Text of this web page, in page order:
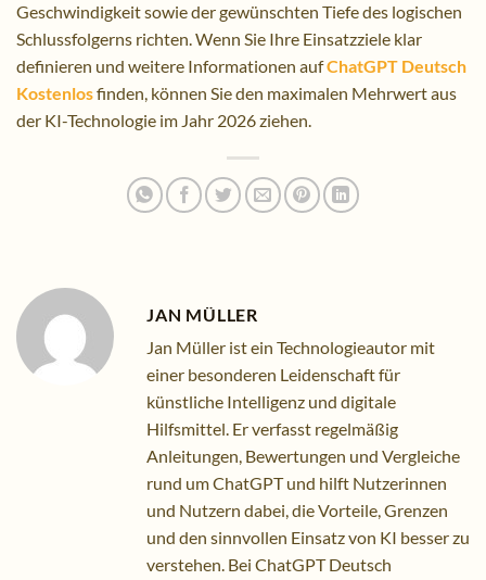
Geschwindigkeit sowie der gewünschten Tiefe des logischen
Schlussfolgerns richten. Wenn Sie Ihre Einsatzziele klar
definieren und weitere Informationen aufChatGPT Deutsch
Kostenlosfinden, können Sie den maximalen Mehrwert aus
der KI-Technologie im Jahr 2026 ziehen.
JAN MÜLLER
Jan Müller ist ein Technologieautor mit
einer besonderen Leidenschaft für
künstliche Intelligenz und digitale
Hilfsmittel. Er verfasst regelmäßig
Anleitungen, Bewertungen und Vergleiche
rund um ChatGPT und hilft Nutzerinnen
und Nutzern dabei, die Vorteile, Grenzen
und den sinnvollen Einsatz von KI besser zu
verstehen. Bei ChatGPT Deutsch